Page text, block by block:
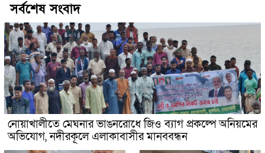
সর্বশেষ সংবাদ
নোয়াখালীতে মেঘনার ভাঙনরোধে জিও ব্যাগ প্রকল্পে অনিয়মের
অভিযোগ, নদীরকূলে এলাকাবাসীর মানববন্ধন